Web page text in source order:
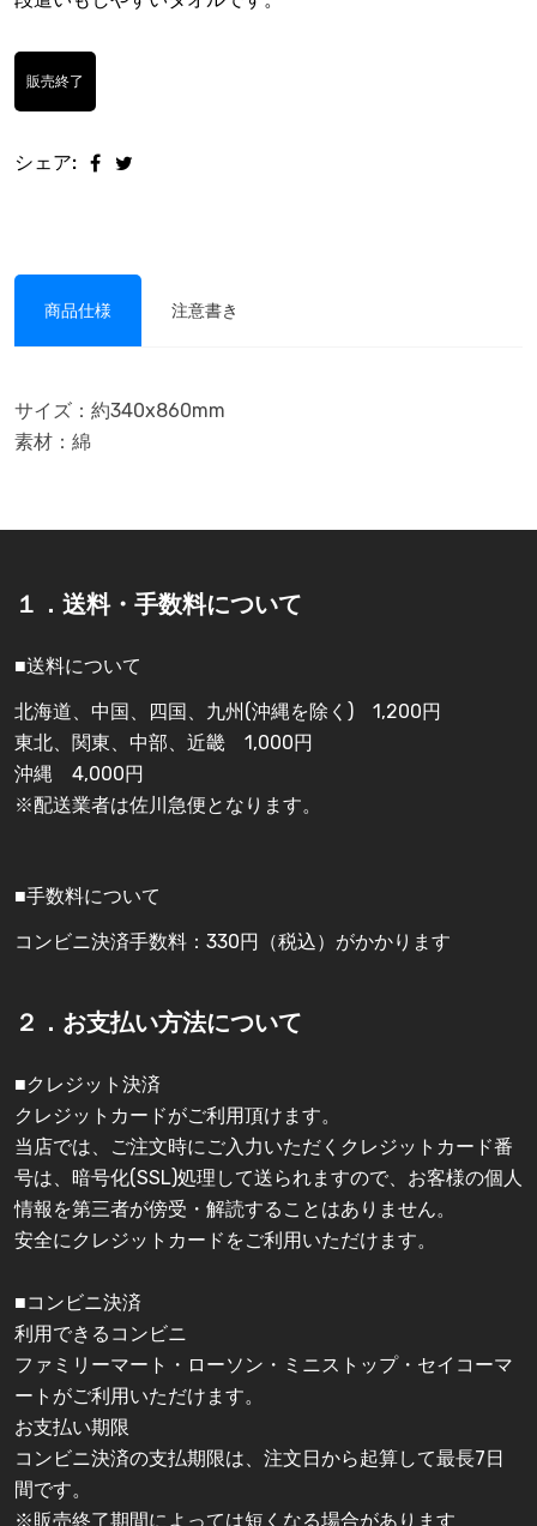
販売終了
シェア:
商品仕様 注意書き
サイズ：約340x860mm
素材：綿
１．送料・手数料について
■送料について
北海道、中国、四国、九州(沖縄を除く) 1,200円
東北、関東、中部、近畿 1,000円
沖縄 4,000円
※配送業者は佐川急便となります。
■手数料について
コンビニ決済手数料：330円（税込）がかかります
２．お支払い方法について
■クレジット決済
クレジットカードがご利用頂けます。
当店では、ご注文時にご入力いただくクレジットカード番
号は、暗号化(SSL)処理して送られますので、お客様の個人
情報を第三者が傍受・解読することはありません。
安全にクレジットカードをご利用いただけます。
■コンビニ決済
利用できるコンビニ
ファミリーマート・ローソン・ミニストップ・セイコーマ
ートがご利用いただけます。
お支払い期限
コンビニ決済の支払期限は、注文日から起算して最長7日
間です。
※販売終了期間によっては短くなる場合があります